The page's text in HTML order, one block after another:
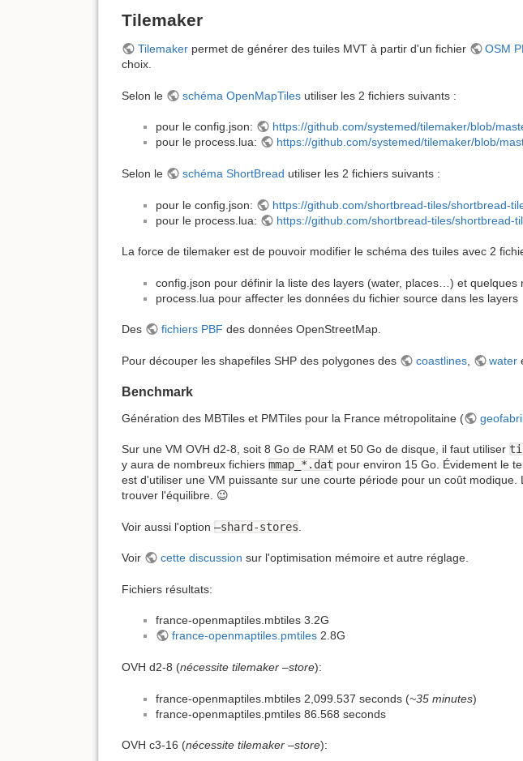
Tilemaker
Tilemakerpermet de générer des tuiles MVT à partir d'un fichier OSM
choix.
Selon le schéma OpenMapTilesutiliser les 2 fichiers suivants :
pour le config.json:
https://github.com/systemed/tilemaker/blob/
pour le process.lua:
https://github.com/systemed/tilemaker/blob/
Selon le schéma ShortBread utiliser les 2 fichiers suivants :
pour le config.json:
https://github.com/shortbread-tiles/shortbread-
pour le process.lua:
https://github.com/shortbread-tiles/shortbread-
La force de tilemaker est de pouvoir modifier le schéma des tuiles avec 2
config.json pour définir la liste des layers (water, places…) et quelques
process.lua pour affecter les données du fichier source dans les layers
Des fichiers PBF des données OpenStreetMap.
Pour découper les shapefiles SHP des polygones des coastlines, water
Benchmark
Génération des MBTiles et PMTiles pour la France métropolitaine (
Sur une VM OVH d2-8, soit 8 Go de RAM et 50 Go de disque, il faut utiliser
y aura de nombreux fichiers mmap_*.dat pour environ 15 Go. Évidement le
est d'utiliser une VM puissante sur une courte période pour un coût
trouver l'équilibre. 😉
Voir aussi l'option –shard-stores
Voir cette discussion sur l'optimisation mémoire et autre réglage.
Fichiers résultats:
france-openmaptiles.mbtiles 3.2G
france-openmaptiles.pmtiles2.8G
OVH d2-8 (nécessite tilemaker –store):
france-openmaptiles.mbtiles 2,099.537 seconds (~35 minutes)
france-openmaptiles.pmtiles 86.568 seconds
OVH c3-16 (nécessite tilemaker –store):